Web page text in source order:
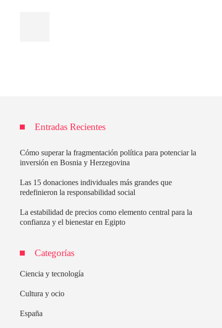
Entradas Recientes
Cómo superar la fragmentación política para potenciar la
inversión en Bosnia y Herzegovina
Las 15 donaciones individuales más grandes que
redefinieron la responsabilidad social
La estabilidad de precios como elemento central para la
confianza y el bienestar en Egipto
Categorías
Ciencia y tecnología
Cultura y ocio
España